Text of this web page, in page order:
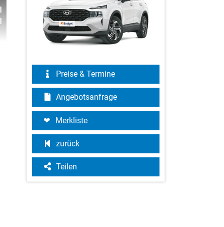
Preise & Termine
Angebotsanfrage
Merkliste
zurück
Teilen